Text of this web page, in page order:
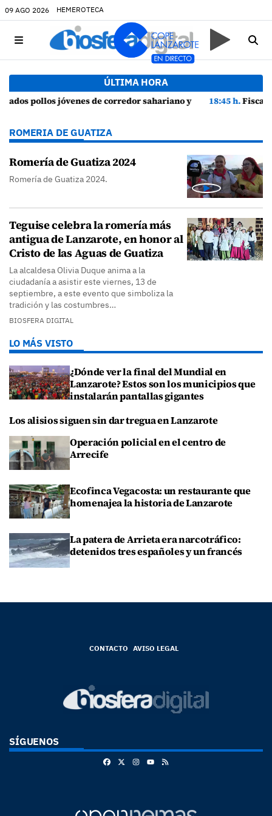
09 AGO 2026 HEMEROTECA
ÚLTIMA HORA
de cortejo de hubara cerca del rally de Lanzarote
18:45 h.Fiscalía denuncia a Yonathan de León y a Echedey
ROMERIA DE GUATIZA
Romería de Guatiza 2024
Romería de Guatiza 2024.
Teguise celebra la romería más
antigua de Lanzarote, en honor al
Cristo de las Aguas de Guatiza
La alcaldesa Olivia Duque anima a la
ciudadanía a asistir este viernes, 13 de
septiembre, a este evento que simboliza la
tradición y las costumbres…
BIOSFERA DIGITAL
LO MÁS VISTO
¿Dónde ver la final del Mundial en
Lanzarote? Estos son los municipios que
instalarán pantallas gigantes
Los alisios siguen sin dar tregua en Lanzarote
Operación policial en el centro de
Arrecife
Ecofinca Vegacosta: un restaurante que
homenajea la historia de Lanzarote
La patera de Arrieta era narcotráfico:
detenidos tres españoles y un francés
CONTACTO AVISO LEGAL
SÍGUENOS
FacebookInstagram